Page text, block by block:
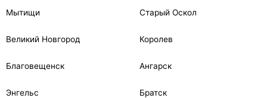
Мытищи Старый Оскол
Великий Новгород Королев
Благовещенск Ангарск
Энгельс Братск